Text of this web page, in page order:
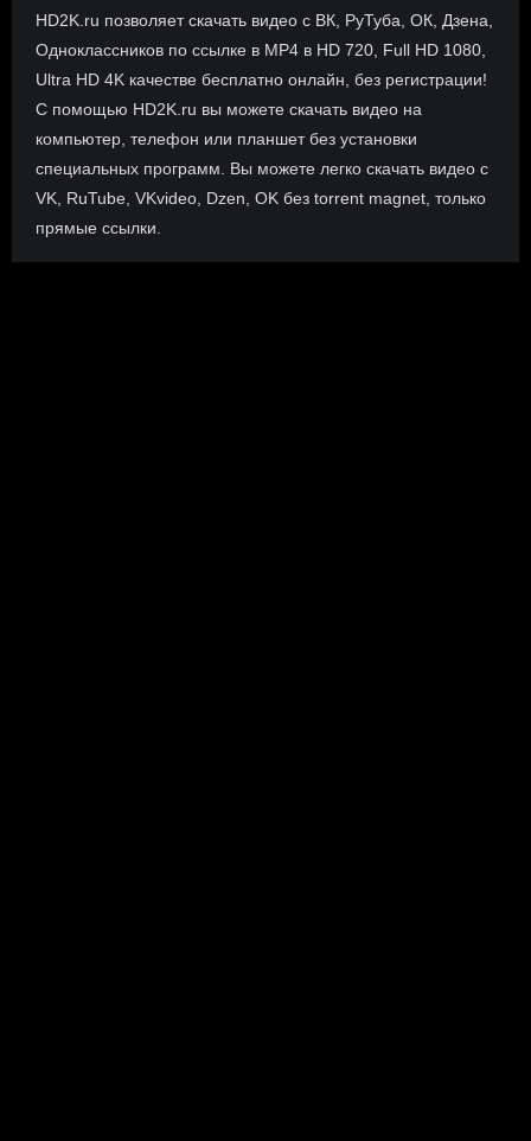
HD2K.ru позволяет скачать видео с ВК, РуТуба, ОК, Дзена,
Одноклассников по ссылке в MP4 в HD 720, Full HD 1080,
Ultra HD 4K качестве бесплатно онлайн, без регистрации!
С помощью HD2K.ru вы можете скачать видео на
компьютер, телефон или планшет без установки
специальных программ. Вы можете легко скачать видео с
VK, RuTube, VKvideo, Dzen, OK без torrent magnet, только
прямые ссылки.